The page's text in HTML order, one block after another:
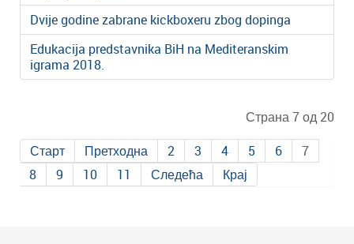
Dvije godine zabrane kickboxeru zbog dopinga
Edukacija predstavnika BiH na Mediteranskim
igrama 2018.
Страна 7 од 20
Старт
Претходна 2 3 4 5 6
7
8
9 10 11 Следећа Крај